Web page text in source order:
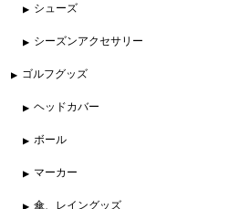
シューズ
シーズンアクセサリー
ゴルフグッズ
ヘッドカバー
ボール
マーカー
傘、レイングッズ